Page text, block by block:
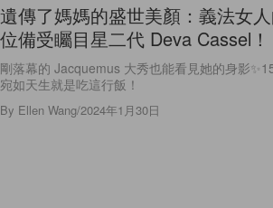
遺傳了媽媽的盛世美顏：義法女
位備受矚目星二代 Deva Cassel！
剛落幕的 Jacquemus 大秀也能看見她的身影
宛如天生就是吃這行飯！
By Ellen Wang/2024年1月30日